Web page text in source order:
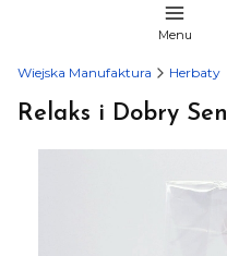
Menu
Wiejska Manufaktura Herbaty
Relaks i Dobry Sen